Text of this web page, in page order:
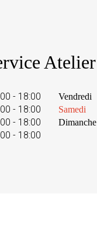
Atelier
- 18:00
- 18:00
- 18:00
- 18:00
Vendredi
Samedi
Dimanche